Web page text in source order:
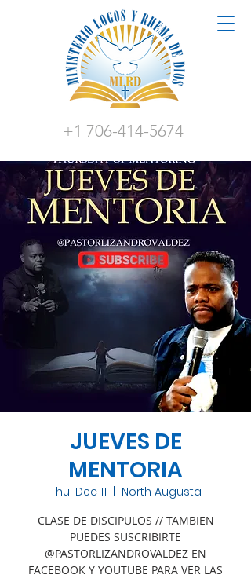
+1 706-414-5674
JUEVES DE
MENTORIA
Thu, Dec 11 North Augusta
CLASE DE DISCIPULOS // TAMBIEN
PUEDES SUSCRIBIRTE
@PASTORLIZANDROVALDEZ EN
FACEBOOK Y YOUTUBE PARA VER LAS